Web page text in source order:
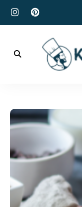
My
Chef